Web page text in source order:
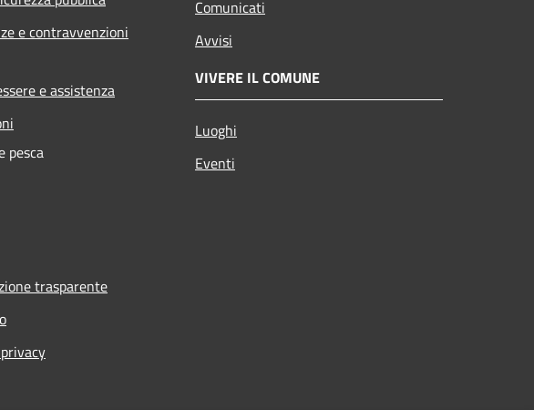
e contravvenzioni
e assistenza
pesca
Comunicati
Avvisi
VIVERE IL COMUNE
Luoghi
Eventi
trasparente